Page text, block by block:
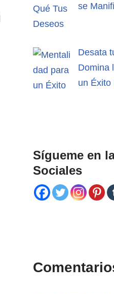
se
Desata
Domina
un Éxito
Sígueme en
Sociales